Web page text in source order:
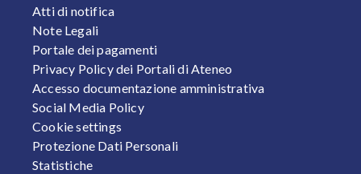
Atti di notifica
Note Legali
Portale dei pagamenti
Privacy Policy dei Portali di Ateneo
Accesso documentazione amministrativa
Social Media Policy
Cookie settings
Protezione Dati Personali
Statistiche